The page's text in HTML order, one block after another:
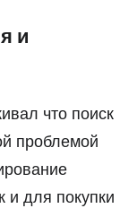
и
что поиск
проблемой
и для покупки